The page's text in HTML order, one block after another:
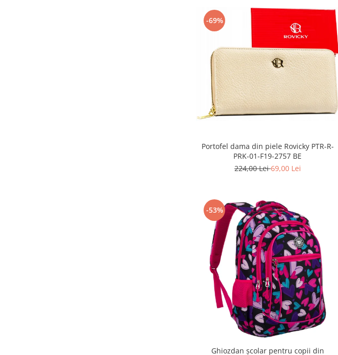
-69%
Portofel dama din piele Rovicky PTR-R-
PRK-01-F19-2757 BE
224,00 Lei69,00 Lei
-53%
Ghiozdan școlar pentru copii din